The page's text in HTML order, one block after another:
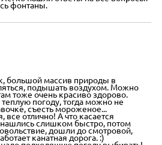
фонтаны.
большой массив природы в
подышать воздухом. Можно
тоже очень красиво здорово.
погоду, тогда можно не
съесть мороженое...
отлично! А что касается
слишком быстро, потом
дошли до смотровой,
канатная дорога. :)